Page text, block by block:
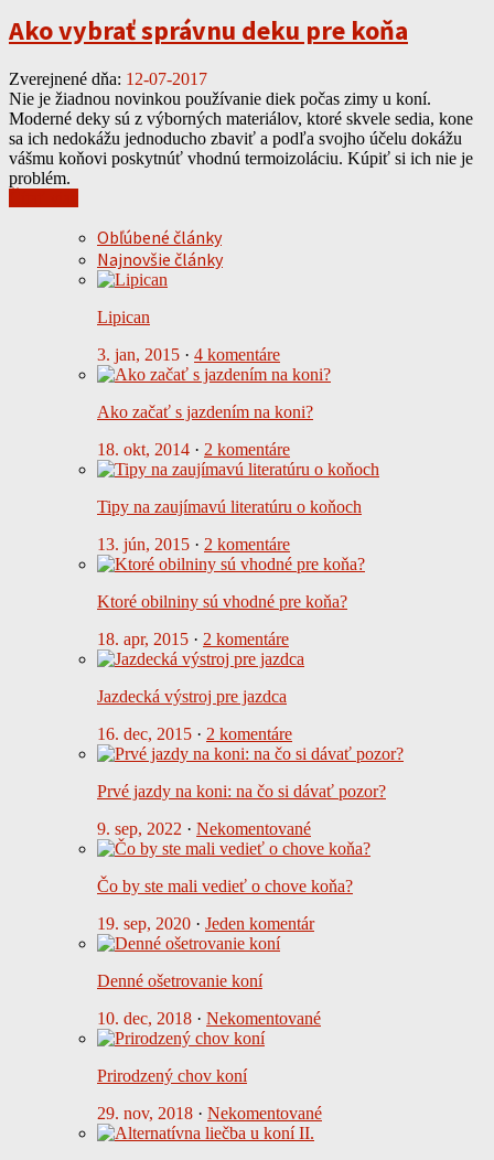
Ako vybrať správnu deku pre koňa
Zverejnené dňa: 12-07-2017
Nie je žiadnou novinkou používanie diek počas zimy u koní.
Moderné deky sú z výborných materiálov, ktoré skvele sedia, kone
sa ich nedokážu jednoducho zbaviť a podľa svojho účelu dokážu
vášmu koňovi poskytnúť vhodnú termoizoláciu. Kúpiť si ich nie je
problém.
Obľúbené články
Najnovšie články
Lipican
3. jan, 2015 · 4 komentáre
Ako začať s jazdením na koni?
18. okt, 2014 · 2 komentáre
Tipy na zaujímavú literatúru o koňoch
13. jún, 2015 · 2 komentáre
Ktoré obilniny sú vhodné pre koňa?
18. apr, 2015 · 2 komentáre
Jazdecká výstroj pre jazdca
16. dec, 2015 · 2 komentáre
Prvé jazdy na koni: na čo si dávať pozor?
9. sep, 2022 · Nekomentované
Čo by ste mali vedieť o chove koňa?
19. sep, 2020 · Jeden komentár
Denné ošetrovanie koní
10. dec, 2018 · Nekomentované
Prirodzený chov koní
29. nov, 2018 · Nekomentované